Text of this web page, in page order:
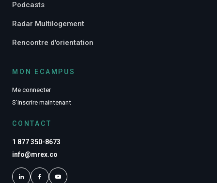
Podcasts
Radar Multilogement
Rencontre d'orientation
MON ECAMPUS
Me connecter
S’inscrire maintenant
CONTACT
1 877 350-8673
info@mrex.co